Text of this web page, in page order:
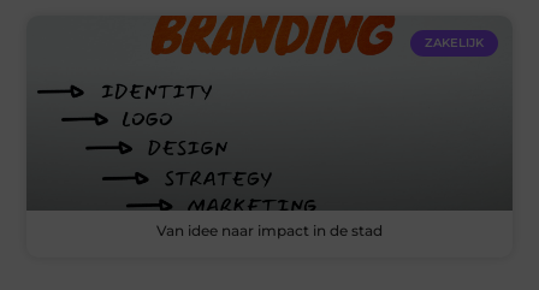
ZAKELIJK
Van idee naar impact in de stad